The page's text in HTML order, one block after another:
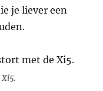
je liever een